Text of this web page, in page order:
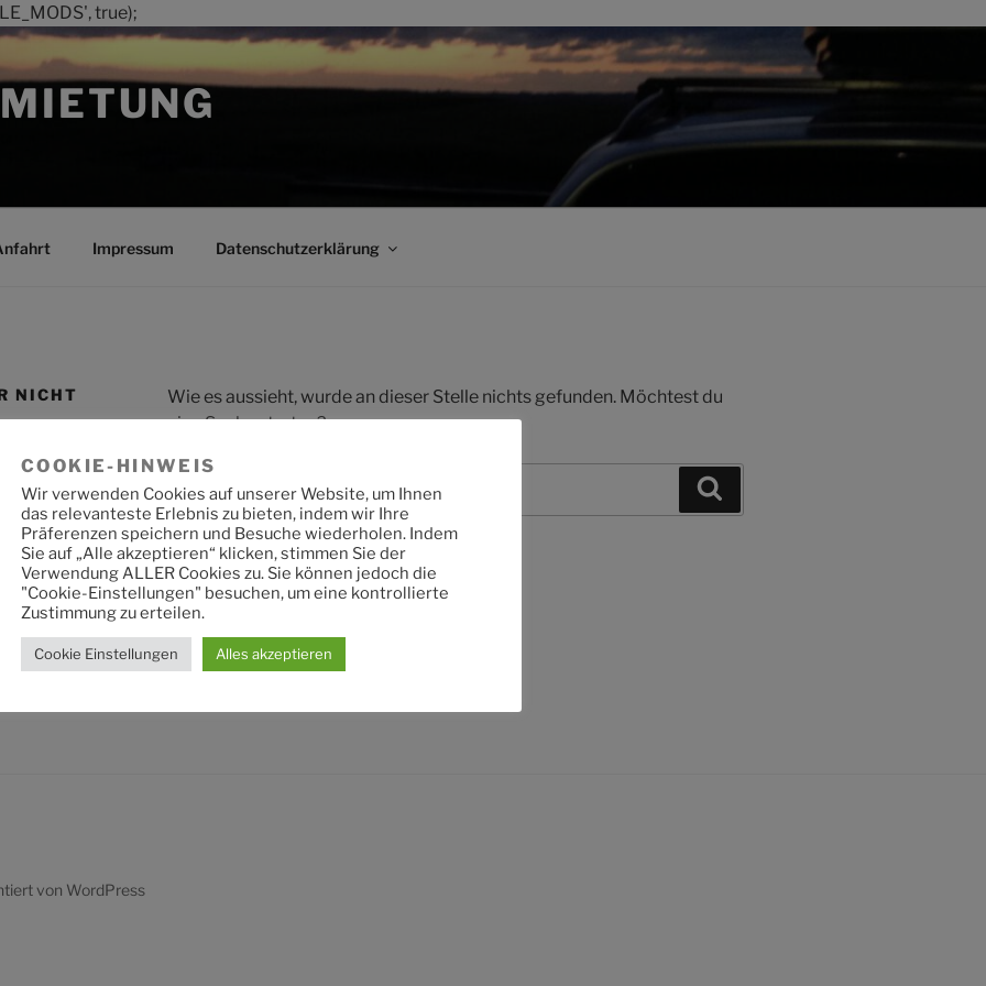
true);
Impressum Datenschutzerklärung
NICHT
Wie es aussieht, wurde an dieser Stelle nichts gefunden. Möchtest du
eine Suche starten?
Suche
nach:
von WordPress
COOKIE-HINWEIS
Wir verwenden Cookies auf unserer Website, um Ihnen
das relevanteste Erlebnis zu bieten, indem wir Ihre
Präferenzen speichern und Besuche wiederholen. Indem
Sie auf „Alle akzeptieren“ klicken, stimmen Sie der
Verwendung ALLER Cookies zu. Sie können jedoch die
"Cookie-Einstellungen" besuchen, um eine kontrollierte
Zustimmung zu erteilen.
Cookie Einstellungen Alles akzeptieren